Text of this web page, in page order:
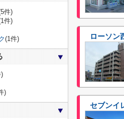
ローソン
セブンイ
件)
件)
(1件)
)